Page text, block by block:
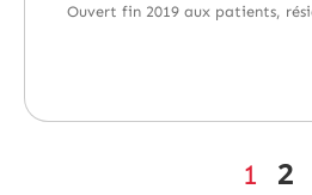
Ouvert fin 2019 aux patients,
1 2